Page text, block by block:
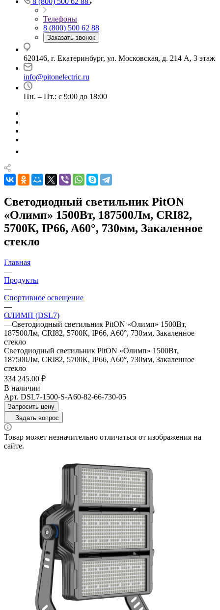
Телефоны
8 (800) 500 62 88
Заказать звонок
620146, г. Екатеринбург, ул. Московская, д. 214 А, 3 этаж
info@pitonelectric.ru
Пн. – Пт.: с 9:00 до 18:00
Светодиодный светильник PitON
«Олимп» 1500Вт, 187500Лм, CRI82,
5700К, IP66, A60°, 730мм, Закаленное
стекло
Главная
—
Продукты
—
Спортивное освещение
—
ОЛИМП (DSL7)
—Светодиодный светильник PitON «Олимп» 1500Вт,
187500Лм, CRI82, 5700К, IP66, A60°, 730мм, Закаленное
стекло
Светодиодный светильник PitON «Олимп» 1500Вт,
187500Лм, CRI82, 5700К, IP66, A60°, 730мм, Закаленное
стекло
334 245.00 ₽
В наличии
Арт. DSL7-1500-S-A60-82-66-730-05
Запросить цену
Задать вопрос
Товар может незначительно отличаться от изображения на
сайте.